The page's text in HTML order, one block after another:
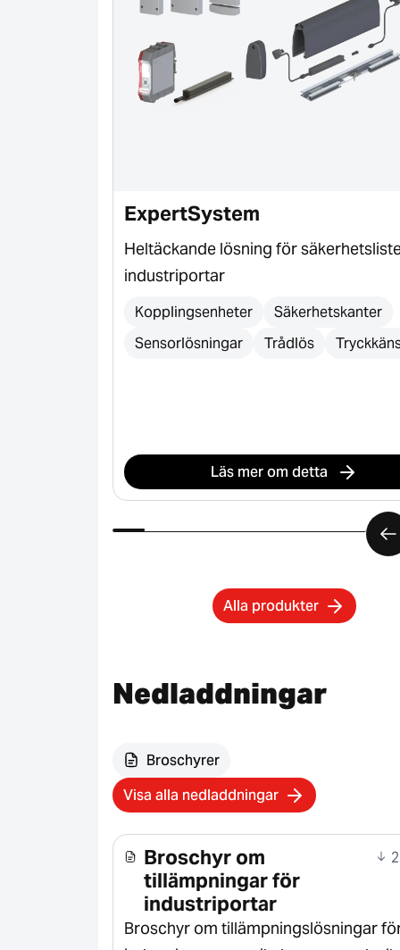
ExpertSystem
Heltäckande lösning för
industriportar
Kopplingsenheter
Säkerhetskanter
Sensorlösningar
Trådlös
Läs mer om detta
Alla produkter
Nedladdningar
Broschyrer
Visa alla nedladdningar
Broschyr om
tillämpningar för
industriportar
Broschyr om tillämpningslösningar